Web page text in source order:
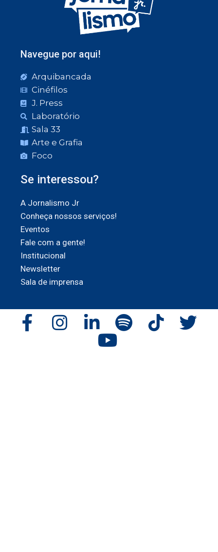
Navegue por aqui!
Arquibancada
Cinéfilos
J. Press
Laboratório
Sala 33
Arte e Grafia
Foco
Se interessou?
A Jornalismo Jr
Conheça nossos serviços!
Eventos
Fale com a gente!
Institucional
Newsletter
Sala de imprensa